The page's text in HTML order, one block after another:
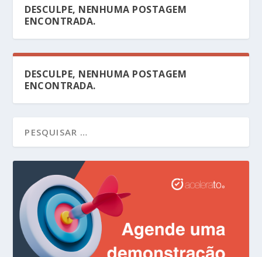
DESCULPE, NENHUMA POSTAGEM
ENCONTRADA.
DESCULPE, NENHUMA POSTAGEM
ENCONTRADA.